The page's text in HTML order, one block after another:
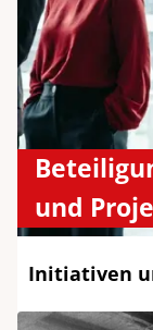
und
Initiativen